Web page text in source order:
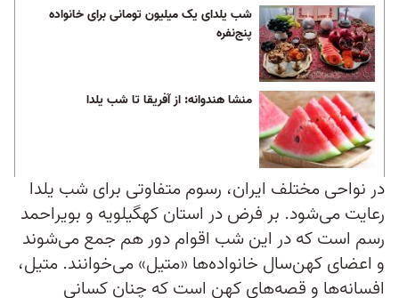
شب یلدای یک میلیون تومانی برای خانواده‌
پنج‌نفره
منشا هندوانه: از آفریقا تا شب یلدا
در نواحی مختلف ایران، رسوم متفاوتی برای شب یلدا
رعایت می‌شود. بر فرض در استان کهگیلویه و بویراحمد
رسم است که در این شب اقوام دور هم جمع می‌شوند
و اعضای کهن‌سال خانواده‌ها «متیل» می‌خوانند. متیل،
افسانه‌ها و قصه‌های کهن است که چنان کسانی